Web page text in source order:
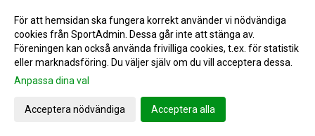
Hertzögakronan Lördag 18/8 2018-08-13 09:19
Seger 2-1 mot Bosna 92 2018-08-09 11:29
Mv utbildning flyttad 2018-08-07 17:34
10-åringarnas Cup 2018
Japan tränar på Ilanda IP
10-åringarnas cup och nytt rekord
För att hemsidan ska fungera korrekt använder vi nödvändiga
cookies från SportAdmin. Dessa går inte att stänga av.
Föreningen kan också använda frivilliga cookies, t.ex. för statistik
eller marknadsföring. Du väljer själv om du vill acceptera dessa.
Anpassa dina val
Acceptera nödvändiga Acceptera alla